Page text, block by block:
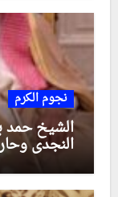
نجوم الكرم
الشيخ حمد
النجدي